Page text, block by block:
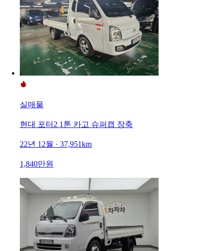
실매물
현대 포터2 1톤 카고 슈퍼캡 장축
22년 12월 · 37,951km
1,840만원